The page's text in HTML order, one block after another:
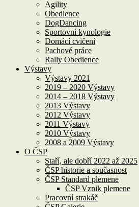
Agility
Obedience
DogDancing
Sportovní kynologie
Domácí cvičení
Pachové práce
Rally Obedience
Výstavy
Výstavy 2021
2019 – 2020 Výstavy
2014 – 2018 Výstavy
2013 Výstavy
2012 Výstavy
2011 Výstavy
2010 Výstavy
2008 a 2009 Výstavy
O ČSP
Staří, ale dobří 2022 až 2025
ČSP historie a současnost
ČSP Standard plemene
ČSP Vznik plemene
Pracovní strakáč